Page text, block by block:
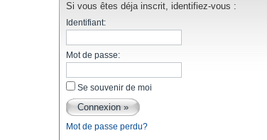
Si vous êtes déja inscrit, identifiez-vous :
Identifiant:
Mot de passe:
Se souvenir de moi
Mot de passe perdu?